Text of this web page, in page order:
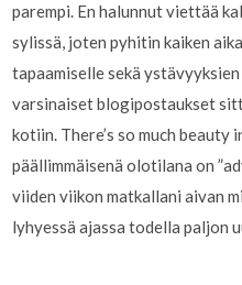
parempi. En halunnut viettää
sylissä, joten pyhitin kaiken
tapaamiselle sekä
varsinaiset blogipostaukset
kotiin. There’s so much beauty
päällimmäisenä olotilana on
viiden viikon matkallani aivan
lyhyessä ajassa todella paljon